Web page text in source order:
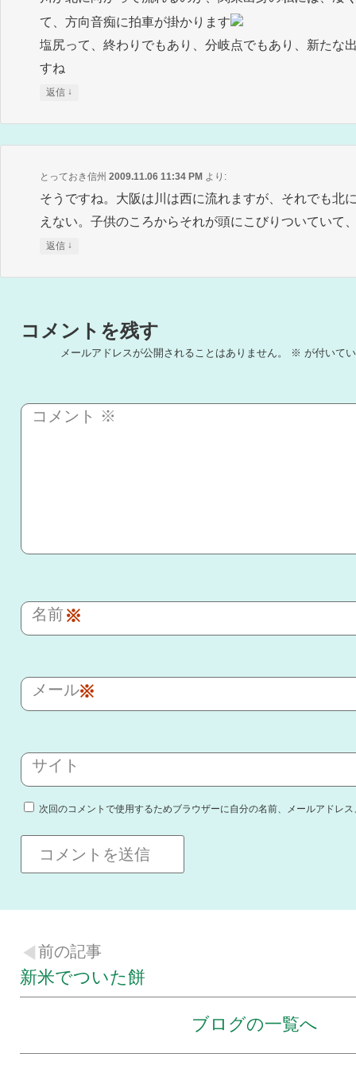
て、方向音痴に拍車が掛かります
塩尻って、終わりでもあり、分岐点でもあり、新たな
すね
返信 ↓
とっておき信州 2009.11.06 11:34 PM より:
そうですね。大阪は川は西に流れますが、それでも北
えない。子供のころからそれが頭にこびりついていて
返信 ↓
コメントを残す
メールアドレスが公開されることはありません。 ※ が付いて
コメント ※
名前 ※
メール※
サイト
次回のコメントで使用するためブラウザーに自分の名前、メールアドレ
前の記事
新米でついた餅
ブログの一覧へ